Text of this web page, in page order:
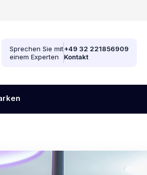
Sprechen Sie mit
einem Experten
+49 32 221856909
Kontakt